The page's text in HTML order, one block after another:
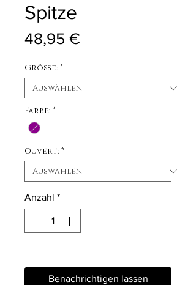
Spitze
48,95 €Preis
Größe: *
Farbe: *
Ouvert: *
Anzahl *
Benachrichtigen lassen